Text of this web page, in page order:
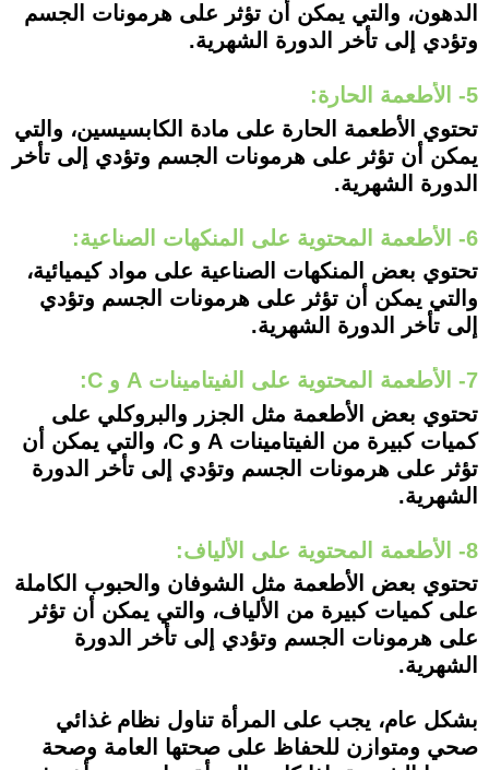
الدهون، والتي يمكن أن تؤثر على هرمونات الجسم
وتؤدي إلى تأخر الدورة الشهرية.
5- الأطعمة الحارة:
تحتوي الأطعمة الحارة على مادة الكابسيسين، والتي
يمكن أن تؤثر على هرمونات الجسم وتؤدي إلى تأخر
الدورة الشهرية.
6- الأطعمة المحتوية على المنكهات الصناعية:
تحتوي بعض المنكهات الصناعية على مواد كيميائية،
والتي يمكن أن تؤثر على هرمونات الجسم وتؤدي
إلى تأخر الدورة الشهرية.
7- الأطعمة المحتوية على الفيتامينات A و C:
تحتوي بعض الأطعمة مثل الجزر والبروكلي على
كميات كبيرة من الفيتامينات A و C، والتي يمكن أن
تؤثر على هرمونات الجسم وتؤدي إلى تأخر الدورة
الشهرية.
8- الأطعمة المحتوية على الألياف:
تحتوي بعض الأطعمة مثل الشوفان والحبوب الكاملة
على كميات كبيرة من الألياف، والتي يمكن أن تؤثر
على هرمونات الجسم وتؤدي إلى تأخر الدورة
الشهرية.
بشكل عام، يجب على المرأة تناول نظام غذائي
صحي ومتوازن للحفاظ على صحتها العامة وصحة